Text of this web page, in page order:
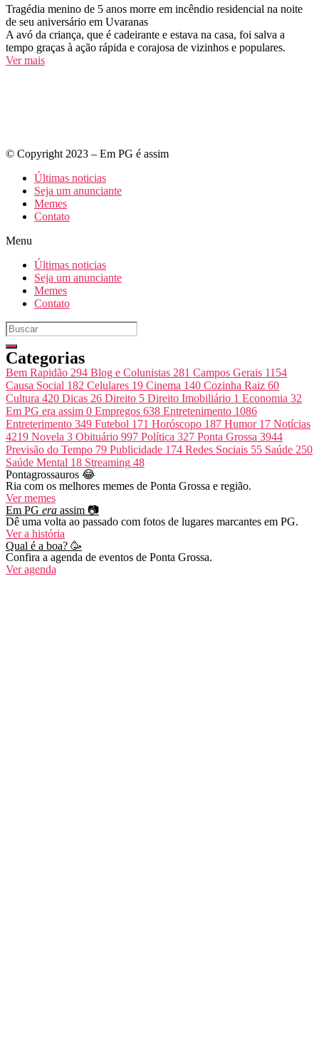
Tragédia menino de 5 anos morre em incêndio residencial na noite
de seu aniversário em Uvaranas
A avó da criança, que é cadeirante e estava na casa, foi salva a
tempo graças à ação rápida e corajosa de vizinhos e populares.
Ver mais
© Copyright 2023 – Em PG é assim
Últimas noticias
Seja um anunciante
Memes
Contato
Menu
Últimas noticias
Seja um anunciante
Memes
Contato
Categorias
Bem Rapidão 294 Blog e Colunistas 281 Campos Gerais 1154
Causa Social 182 Celulares 19 Cinema 140 Cozinha Raiz 60
Cultura 420 Dicas 26 Direito 5 Direito Imobiliário 1 Economia 32
Em PG era assim 0 Empregos 638 Entretenimento 1086
Entreterimento 349 Futebol 171 Horóscopo 187 Humor 17 Notícias
4219 Novela 3 Obituário 997 Política 327 Ponta Grossa 3944
Previsão do Tempo 79 Publicidade 174 Redes Sociais 55 Saúde 250
Saúde Mental 18 Streaming 48
Pontagrossauros 😂
Ria com os melhores memes de Ponta Grossa e região.
Ver memes
Em PG era assim 📷
Dê uma volta ao passado com fotos de lugares marcantes em PG.
Ver a história
Qual é a boa? 🥳
Confira a agenda de eventos de Ponta Grossa.
Ver agenda